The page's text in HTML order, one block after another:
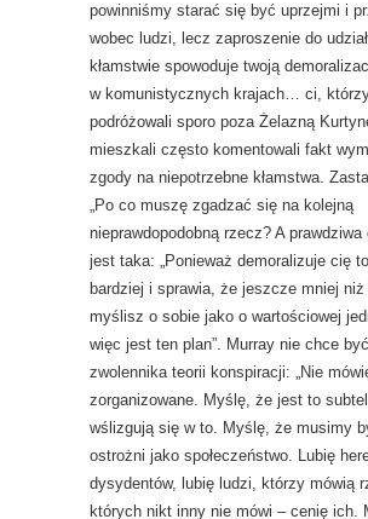
powinniśmy starać się być uprzejmi i
wobec ludzi, lecz zaproszenie do
kłamstwie spowoduje twoją
w komunistycznych krajach… ci,
podróżowali sporo poza Żelazną
mieszkali często komentowali fakt
zgody na niepotrzebne kłamstwa.
„Po co muszę zgadzać się na kolejną
nieprawdopodobną rzecz? A prawdziwa
jest taka: „Ponieważ demoralizuje cię
bardziej i sprawia, że jeszcze mniej niż
myślisz o sobie jako o wartościowej
więc jest ten plan”. Murray nie chce
zwolennika teorii konspiracji: „Nie
zorganizowane. Myślę, że jest to
wślizgują się w to. Myślę, że musimy
ostrożni jako społeczeństwo. Lubię
dysydentów, lubię ludzi, którzy mówią
których nikt inny nie mówi – cenię ich.